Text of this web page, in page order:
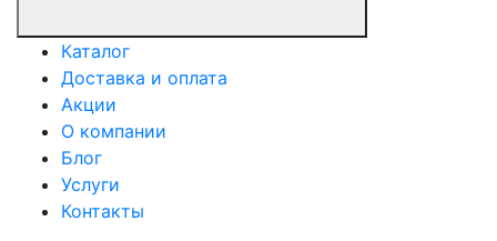
Каталог
Доставка и оплата
Акции
О компании
Блог
Услуги
Контакты